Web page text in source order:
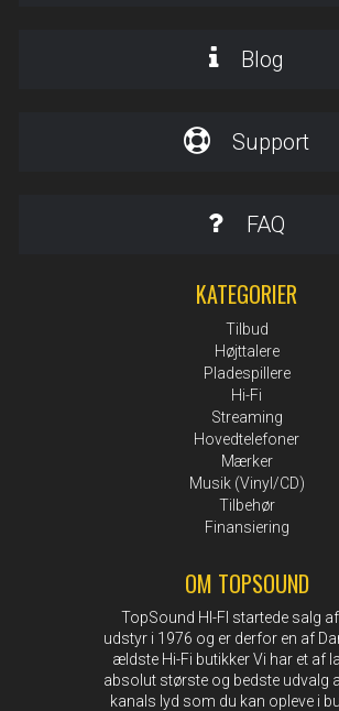
Blog
Support
FAQ
KATEGORIER
Tilbud
Højttalere
Pladespillere
Hi-Fi
Streaming
Hovedtelefoner
Mærker
Musik (Vinyl/CD)
Tilbehør
Finansiering
OM TOPSOUND
TopSound HI-FI startede salg
udstyr i 1976 og er derfor en af
ældste Hi-Fi butikker Vi har et af
absolut største og bedste udvalg
kanals lyd som du kan opleve i